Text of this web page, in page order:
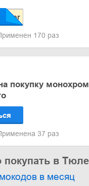
170 раз
покупку
37 раз
покупать в
в месяц